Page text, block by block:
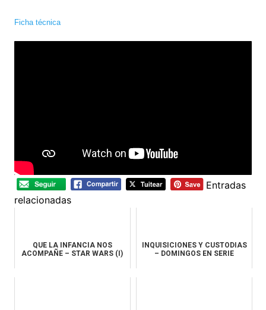
Ficha técnica
Entradas
relacionadas
QUE LA INFANCIA NOS
ACOMPAÑE – STAR WARS (I)
INQUISICIONES Y CUSTODIAS
– DOMINGOS EN SERIE